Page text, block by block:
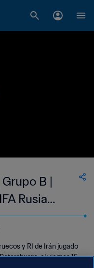
B |
Rusia
y RI de Irán jugado
el viernes 15